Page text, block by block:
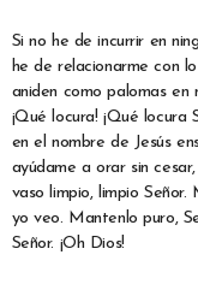
Si no he de incurrir en
he de relacionarme con
aniden como palomas en
¡Qué locura! ¡Qué
en el nombre de Jesús
ayúdame a orar sin
vaso limpio, limpio
yo veo. Mantenlo puro,
Señor. ¡Oh Dios!